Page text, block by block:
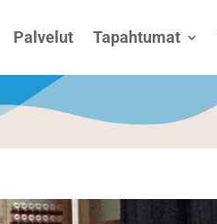
Palvelut Tapahtumat